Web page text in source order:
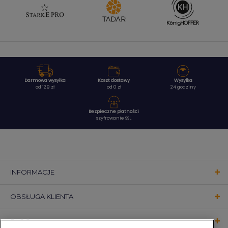
Darmowa wysyłka
od 129 zł
Koszt dostawy
od 0 zł
Wysyłka
24 godziny
Bezpieczne płatności
szyfrowanie SSL
INFORMACJE
OBSŁUGA KLIENTA
BLOG